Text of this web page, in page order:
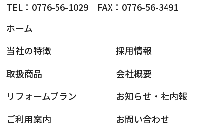
TEL：0776-56-1029 FAX：0776-56-3491
ホーム
当社の特徴
取扱商品
リフォームプラン
ご利用案内
採用情報
会社概要
お知らせ・社内報
お問い合わせ